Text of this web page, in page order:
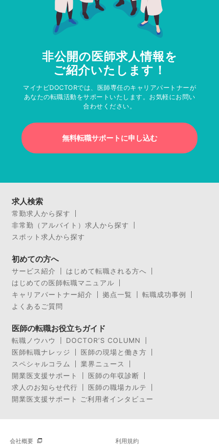
非公開の医師求人情報を
ご紹介いたします！
マイナビDOCTORでは、医師専任のキャリアパートナーが
あなたの転職活動をサポートいたします。お気軽にお問い
合わせください。
無料転職サポートに申し込む
求人検索
常勤求人から探す
非常勤（アルバイト）求人から探す
スポット求人から探す
初めての方へ
サービス紹介
はじめて転職される方へ
はじめての医師転職マニュアル
キャリアパートナー紹介
拠点一覧
転職成功事例
よくあるご質問
医師の転職お役立ちガイド
転職ノウハウ
DOCTOR’S COLUMN
医師転職ナレッジ
医師の現場と働き方
スペシャルコラム
業界ニュース
開業医支援サポート
医師の年収診断
求人のお知らせ代行
医師の職場カルテ
開業医支援サポート ご利用者インタビュー
会社概要 利用規約